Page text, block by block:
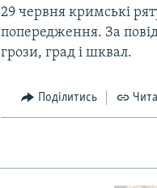
29 червня кримські
попередження. За
грози, град і шквал.
Поділитись